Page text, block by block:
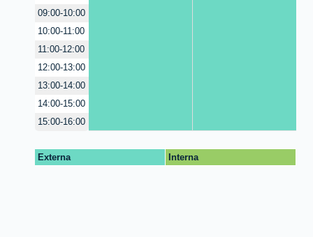
09:00-10:00
10:00-11:00
11:00-12:00
12:00-13:00
13:00-14:00
14:00-15:00
15:00-16:00
Externa Interna